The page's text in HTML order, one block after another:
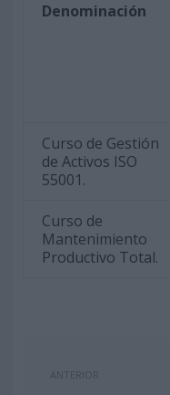
Denominación
Curso de Gestión
de Activos ISO
55001.
Curso de
Mantenimiento
Productivo Total.
ANTERIOR